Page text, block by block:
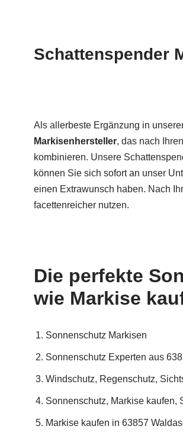
Schattenspender
Als allerbeste Ergänzung in
Markisenhersteller, das nach
kombinieren. Unsere
können Sie sich sofort an unser
einen Extrawunsch haben. Nach
facettenreicher nutzen.
Die perfekte
wie Markise
Sonnenschutz Markisen
Sonnenschutz Experten aus
Windschutz, Regenschutz,
Sonnenschutz, Markise kaufen,
Markise kaufen in 63857